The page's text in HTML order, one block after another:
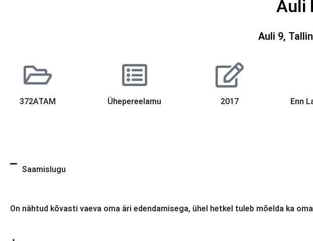
Auli
Auli 9,
372ATAM Ühepereelamu 2017 Enn
Saamislugu
On nähtud kõvasti vaeva oma äri edendamisega, ühel hetkel tuleb mõelda ka